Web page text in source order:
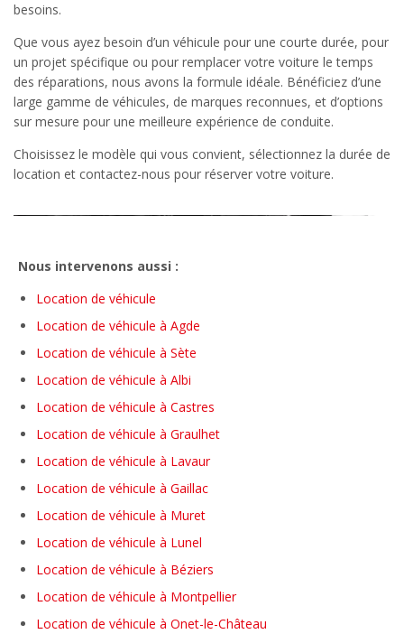
besoins.
Que vous ayez besoin d’un véhicule pour une courte durée, pour
un projet spécifique ou pour remplacer votre voiture le temps
des réparations, nous avons la formule idéale. Bénéficiez d’une
large gamme de véhicules, de marques reconnues, et d’options
sur mesure pour une meilleure expérience de conduite.
Choisissez le modèle qui vous convient, sélectionnez la durée de
location et contactez-nous pour réserver votre voiture.
Nous intervenons aussi :
Location de véhicule
Location de véhicule à Agde
Location de véhicule à Sète
Location de véhicule à Albi
Location de véhicule à Castres
Location de véhicule à Graulhet
Location de véhicule à Lavaur
Location de véhicule à Gaillac
Location de véhicule à Muret
Location de véhicule à Lunel
Location de véhicule à Béziers
Location de véhicule à Montpellier
Location de véhicule à Onet-le-Château